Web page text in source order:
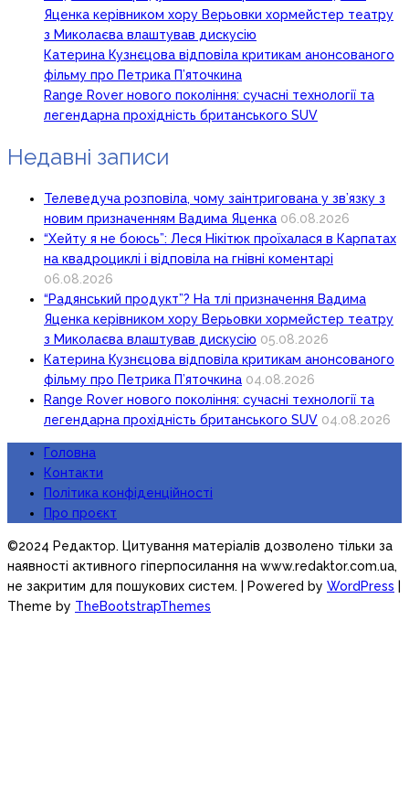
Яценка керівником хору Верьовки хормейстер театру
з Миколаєва влаштував дискусію
Катерина Кузнєцова відповіла критикам анонсованого
фільму про Петрика П’яточкина
Range Rover нового покоління: сучасні технології та
легендарна прохідність британського SUV
Недавні записи
Телеведуча розповіла, чому заінтригована у зв’язку з
новим призначенням Вадима Яценка 06.08.2026
“Хейту я не боюсь”: Леся Нікітюк проїхалася в Карпатах
на квадроциклі і відповіла на гнівні коментарі
06.08.2026
“Радянський продукт”? На тлі призначення Вадима
Яценка керівником хору Верьовки хормейстер театру
з Миколаєва влаштував дискусію 05.08.2026
Катерина Кузнєцова відповіла критикам анонсованого
фільму про Петрика П’яточкина 04.08.2026
Range Rover нового покоління: сучасні технології та
легендарна прохідність британського SUV 04.08.2026
Головна
Контакти
Політика конфіденційності
Про проєкт
©2024 Редактор. Цитування матеріалів дозволено тільки за
наявності активного гіперпосилання на www.redaktor.com.ua,
не закритим для пошукових систем. | Powered by WordPress
Theme by TheBootstrapThemes